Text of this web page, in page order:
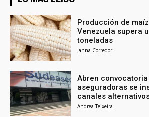
Producción de
Venezuela supera
toneladas
Janna Corredor
Abren convocatoria
aseguradoras se
canales
Andrea Teixeira